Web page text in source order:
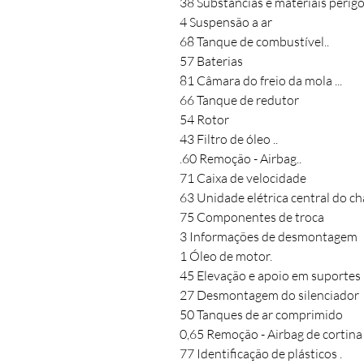
4 Suspensão a ar
68 Tanque de combustível..
57 Baterias
81 Câmara do freio da mola ...
66 Tanque de redutor
54 Rotor
43 Filtro de óleo ..
.60 Remoção - Airbag..
71 Caixa de velocidade
63 Unidade elétrica central do
75 Componentes de troca
3 Informações de desmontagem
1 Óleo de motor.
45 Elevação e apoio em suportes
27 Desmontagem do silenciador
50 Tanques de ar comprimido
0,65 Remoção - Airbag de cortina
77 Identificação de plásticos .